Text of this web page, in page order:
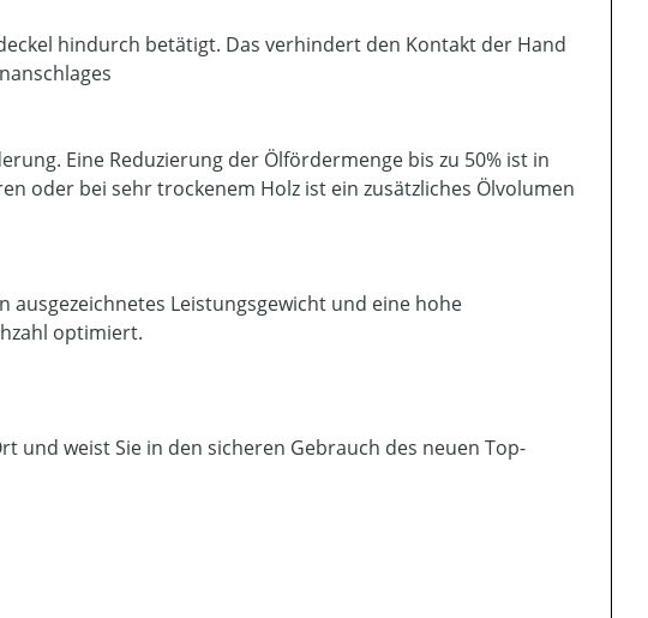
hindurch betätigt. Das verhindert den Kontakt der Hand
Eine Reduzierung der Ölfördermenge bis zu 50% ist in
oder bei sehr trockenem Holz ist ein zusätzliches Ölvolumen
Leistungsgewicht und eine hohe
optimiert.
und weist Sie in den sicheren Gebrauch des neuen Top-